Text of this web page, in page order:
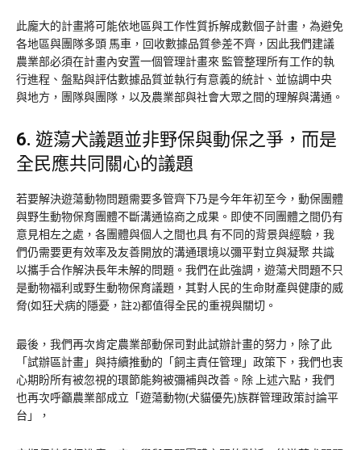
此龐大的計畫將可能依地區與工作性質拆解成數個子計畫，為避免
各地區與團隊多頭 馬車，回收數據品質參差不齊，因此我們建議
農業部必須在計畫內安置一個管理計畫來 監管整理所有工作的執
行進程、盤點與評估數據品質並執行有意義的統計、並協調中央
與地方，團隊與團隊，以及農業部與社會大眾之間的理解與溝通。
6. 遊蕩犬議題並非野保與動保之爭，而是
全民應共同關心的議題
若要解決遊蕩動物問題需要多管齊下乃是今年年初至今，動保團體
與野生動物保育團體不斷溝通協商之成果。即使不同團體之間仍有
意見相左之處，各團體與個人之間也具 有不同的背景與經驗，我
們仍需要更有效率及友善開放的溝通環境以彌平對立與凝聚 共識
以攜手合作解決長年未解的問題。我們在此強調，遊蕩犬問題不只
是動物福利或野生動物保育議題，其對人民的生命財產與健康的威
脅(如狂犬病的隱憂，註2)都值得全民的重視與關切。
最後，我們再次肯定農業部動保司對此試辦計畫的努力，除了此
「試辦區計畫」與持續推動的「飼主責任管理」政策下，我們也衷
心期盼所有被忽視的環節能夠被彌補與改善。除 上述六點，我們
也再次呼籲農業部成立「遊蕩動物(犬貓優先)族群管理政策討論平
台」，